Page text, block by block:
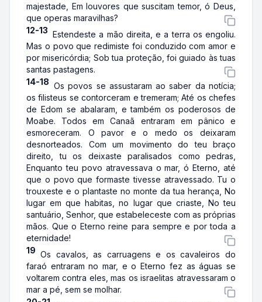
majestade, Em louvores que suscitam temor, ó Deus,
que operas maravilhas?
12-13 Estendeste a mão direita, e a terra os engoliu.
Mas o povo que redimiste foi conduzido com amor e
por misericórdia; Sob tua proteção, foi guiado às tuas
santas pastagens.
14-18 Os povos se assustaram ao saber da notícia;
os filisteus se contorceram e tremeram; Até os chefes
de Edom se abalaram, e também os poderosos de
Moabe. Todos em Canaã entraram em pânico e
esmoreceram. O pavor e o medo os deixaram
desnorteados. Com um movimento do teu braço
direito, tu os deixaste paralisados como pedras,
Enquanto teu povo atravessava o mar, ó Eterno, até
que o povo que formaste tivesse atravessado. Tu o
trouxeste e o plantaste no monte da tua herança, No
lugar em que habitas, no lugar que criaste, No teu
santuário, Senhor, que estabeleceste com as próprias
mãos. Que o Eterno reine para sempre e por toda a
eternidade!
19 Os cavalos, as carruagens e os cavaleiros do
faraó entraram no mar, e o Eterno fez as águas se
voltarem contra eles, mas os israelitas atravessaram o
mar a pé, sem se molhar.